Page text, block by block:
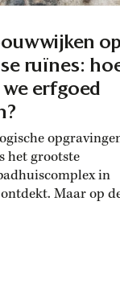
op
ruïnes:
erfgoed
het grootste
in
Maar op
nieuwe